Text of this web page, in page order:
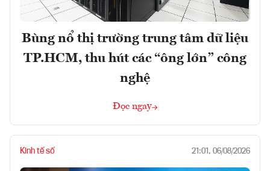
Bùng nổ thị trường trung tâm dữ liệu
TP.HCM, thu hút các “ông lớn” công
nghệ
Đọc ngay
Kinh tế số 21:01, 06/08/2026